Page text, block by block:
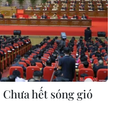
hết sóng gió